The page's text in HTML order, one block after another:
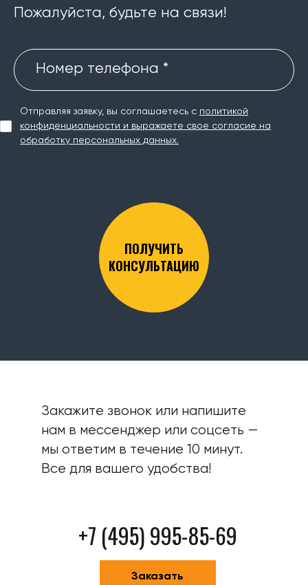
Пожалуйста, будьте на связи!
Номер телефона *
Отправляя заявку, вы соглашаетесь с политикой
конфиденциальности и выражаете свое согласие на
обработку персональных данных.
ПОЛУЧИТЬ
КОНСУЛЬТАЦИЮ
Закажите звонок или напишите
нам в мессенджер или соцсеть —
мы ответим в течение 10 минут.
Все для вашего удобства!
+7 (495) 995-85-69
Заказать